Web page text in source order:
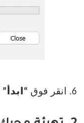
6. انقر فوق “ابدأ”